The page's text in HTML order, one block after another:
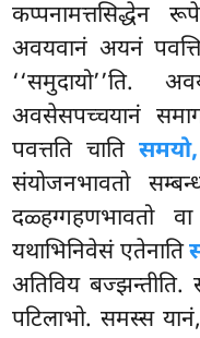
कप्पनामत्तसिद्धेन
अवयवानं अयनं पवत्ति
‘‘समुदायो’’ति.
अवसेसपच्चयानं
पवत्तति चातिसमयो,
संयोजनभावतो
दळ्हग्गहणभावतो
यथाभिनिवेसं एतेनाति
अतिविय बज्झन्तीति.
पटिलाभो. समस्स